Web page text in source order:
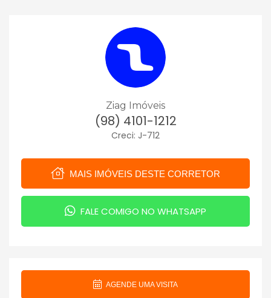
Ziag Imóveis
(98) 4101-1212
Creci: J-712
MAIS IMÓVEIS DESTE CORRETOR
FALE COMIGO NO WHATSAPP
AGENDE UMA VISITA